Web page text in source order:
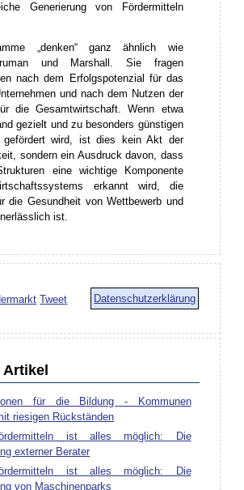
Generierung von Fördermitteln
„denken“ ganz ähnlich wie
und Marshall. Sie fragen
nach dem Erfolgspotenzial für das
und nach dem Nutzen der
die Gesamtwirtschaft. Wenn etwa
gezielt und zu besonders günstigen
gefördert wird, ist dies kein Akt der
sondern ein Ausdruck davon, dass
eine wichtige Komponente
erkannt wird, die
die Gesundheit von Wettbewerb und
ist.
Tweet Datenschutzerklärung
für die Bildung - Kommunen
riesigen Rückständen
ist alles möglich: Die
externer Berater
ist alles möglich: Die
von Maschinenparks